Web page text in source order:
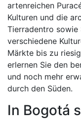
artenreichen
Kulturen und die
Tierradentro sowie
verschiedene
Märkte bis zu
erlernen Sie den
und noch mehr
durch den Süden.
In Bogotá